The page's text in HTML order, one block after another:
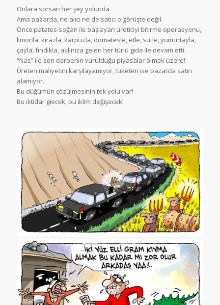
Onlara sorsan her şey yolunda.
Ama pazarda, ne alıcı ne de satıcı o görüşte değil.
Önce patates-soğan ile başlayan üreticiyi bitirme operasyonu,
limonla, kirazla, karpuzla, domatesle, etle, sütle, yumurtayla,
çayla, fındıkla, aklınıza gelen her türlü gıda ile devam etti.
“Nas” ile son darbenin vurulduğu piyasalar ölmek üzere!
Üreten maliyetini karşılayamıyor, tüketen ise pazarda satın
alamıyor.
Bu düğümün çözülmesinin tek yolu var!
Bu iktidar giecek, bu iklim değişecek!